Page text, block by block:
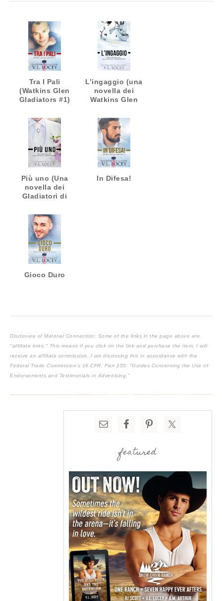
Tra I Pali
(Watkins Glen
Gladiators #1)
L’ingaggio (una
novella dei
Watkins Glen
Più uno (Una
novella dei
Gladiatori di
In Difesa!
Gioco Duro
Disclosure of Material Connection: Some of the links in the page above are
"affiliate links." This means if you click on the link and purchase the item, I will
receive an affiliate commission. I am disclosing this in accordance with the
Federal Trade Commission's 16 CFR, Part 255: "Guides Concerning the Use of
Endorsements and Testimonials in Advertising."
featured